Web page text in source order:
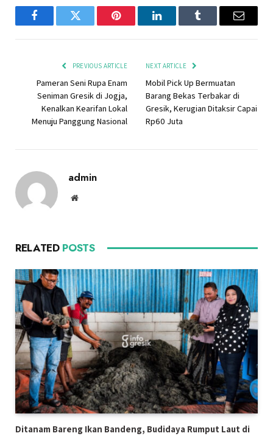
FacebookTwitter Pinterest LinkedInTumblr Email
PREVIOUS ARTICLE
Pameran Seni Rupa Enam
Seniman Gresik di Jogja,
Kenalkan Kearifan Lokal
Menuju Panggung Nasional
NEXT ARTICLE
Mobil Pick Up Bermuatan
Barang Bekas Terbakar di
Gresik, Kerugian Ditaksir Capai
Rp60 Juta
admin
Website
RELATED POSTS
Ditanam Bareng Ikan Bandeng, Budidaya Rumput Laut di